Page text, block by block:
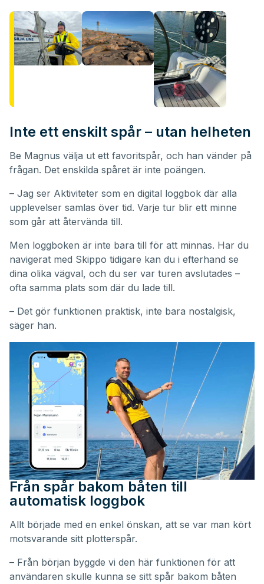
Inte ett enskilt spår – utan helheten
Be Magnus välja ut ett favoritspår, och han vänder på
frågan. Det enskilda spåret är inte poängen.
– Jag ser Aktiviteter som en digital loggbok där alla
upplevelser samlas över tid. Varje tur blir ett minne
som går att återvända till.
Men loggboken är inte bara till för att minnas. Har du
navigerat med Skippo tidigare kan du i efterhand se
dina olika vägval, och du ser var turen avslutades –
ofta samma plats som där du lade till.
– Det gör funktionen praktisk, inte bara nostalgisk,
säger han.
Från spår bakom båten till
automatisk loggbok
Allt började med en enkel önskan, att se var man kört
motsvarande sitt plotterspår.
– Från början byggde vi den här funktionen för att
användaren skulle kunna se sitt spår bakom båten